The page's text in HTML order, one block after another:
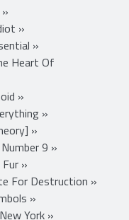
»
»
Heart Of
»
»
»
9 »
»
For Destruction »
»
York »